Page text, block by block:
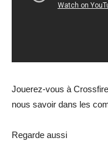
Jouerez-vous à
nous savoir dans les
Regarde aussi